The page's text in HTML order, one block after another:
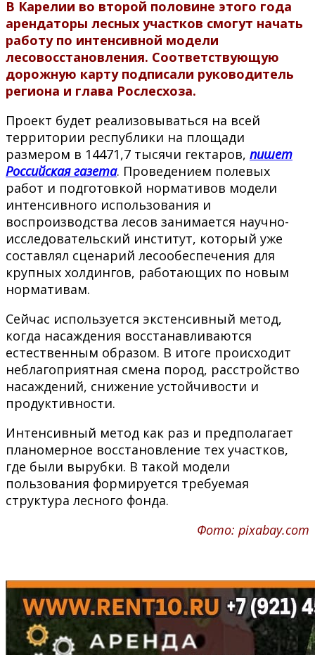
В Карелии во второй половине этого года
арендаторы лесных участков смогут начать
работу по интенсивной модели
лесовосстановления. Соответствующую
дорожную карту подписали руководитель
региона и глава Рослесхоза.
Проект будет реализовываться на всей
территории республики на площади
размером в 14471,7 тысячи гектаров, пишет
Российская газета. Проведением полевых
работ и подготовкой нормативов модели
интенсивного использования и
воспроизводства лесов занимается научно-
исследовательский институт, который уже
составлял сценарий лесообеспечения для
крупных холдингов, работающих по новым
нормативам.
Сейчас используется экстенсивный метод,
когда насаждения восстанавливаются
естественным образом. В итоге происходит
неблагоприятная смена пород, расстройство
насаждений, снижение устойчивости и
продуктивности.
Интенсивный метод как раз и предполагает
планомерное восстановление тех участков,
где были вырубки. В такой модели
пользования формируется требуемая
структура лесного фонда.
Фото: pixabay.com